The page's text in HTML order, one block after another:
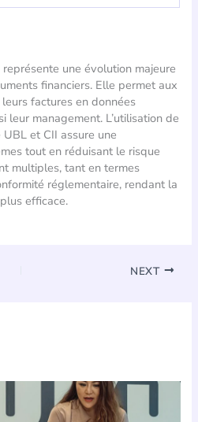
une évolution majeure
financiers. Elle permet aux
factures en données
leur management. L’utilisation de
et CII assure une
tout en réduisant le risque
multiples, tant en termes
réglementaire, rendant la
efficace.
NEXT